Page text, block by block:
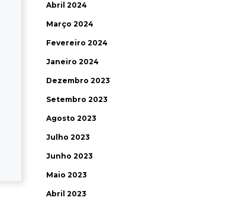
Abril 2024
Março 2024
Fevereiro 2024
Janeiro 2024
Dezembro 2023
Setembro 2023
Agosto 2023
Julho 2023
Junho 2023
Maio 2023
Abril 2023